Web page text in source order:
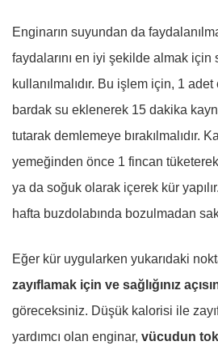
Enginarın suyundan da
faydalarını en iyi şekilde almak için
kullanılmalıdır. Bu işlem için, 1
bardak su eklenerek 15 dakika
tutarak demlemeye bırakılmalıdır.
yemeğinden önce 1 fincan
ya da soğuk olarak içerek kür
hafta buzdolabında bozulmadan
Eğer kür uygularken yukarıdaki
zayıflamak için ve sağlığınız
göreceksiniz. Düşük kalorisi ile
yardımcı olan enginar, vücudun